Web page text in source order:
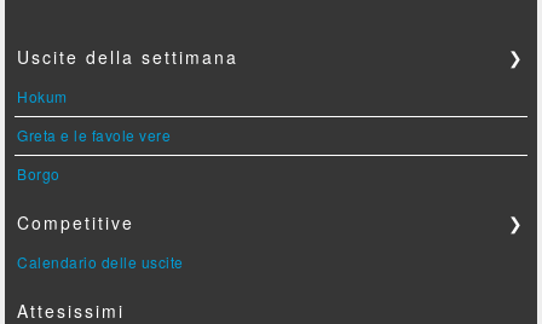
Uscite della settimana ❯
Hokum
Greta e le favole vere
Borgo
Competitive ❯
Calendario delle uscite
Attesissimi